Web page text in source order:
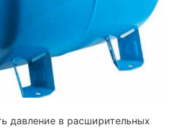
давление в расширительных